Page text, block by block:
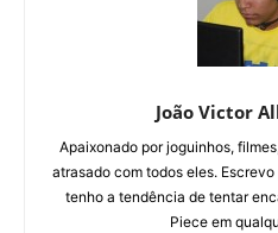
João Victor
Apaixonado por joguinhos,
atrasado com todos eles.
tenho a tendência de tentar
Piece em